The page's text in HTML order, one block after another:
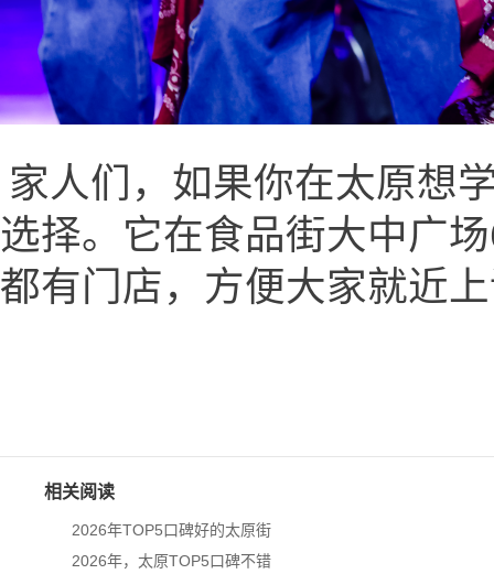
家人们，如果你在太原想
选择。它在食品街大中广
都有门店，方便大家就近
相关阅读
2026年TOP5口碑好的太原街
2026年，太原TOP5口碑不错